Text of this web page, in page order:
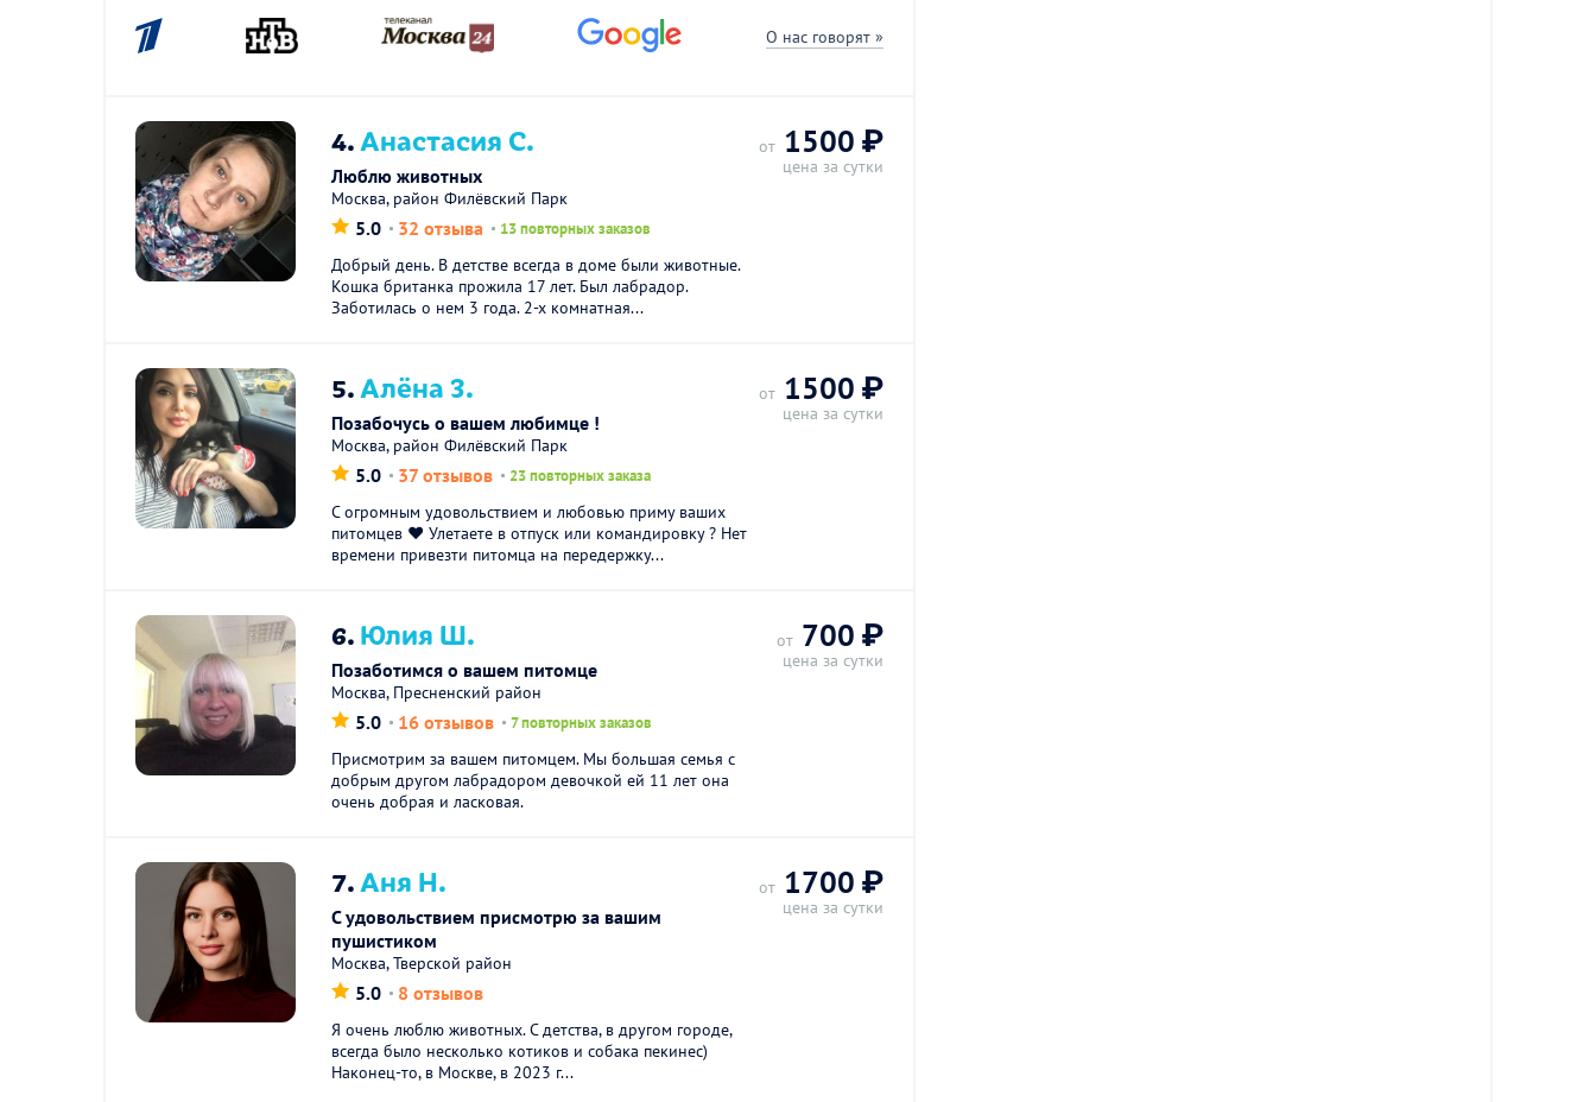
О нас говорят »
4.Анастасия С.
Люблю животных
Москва, район Филёвский Парк
5.0 32 отзыва 13 повторных заказов
Добрый день. В детстве всегда в доме были животные.
Кошка британка прожила 17 лет. Был лабрадор.
Заботилась о нем 3 года. 2-х комнатная...
от 1500 ₽
цена за сутки
5.Алёна З.
Позабочусь о вашем любимце !
Москва, район Филёвский Парк
5.0 37 отзывов 23 повторных заказа
С огромным удовольствием и любовью приму ваших
питомцев ❤ Улетаете в отпуск или командировку ? Нет
времени привезти питомца на передержку...
от 1500 ₽
цена за сутки
6.Юлия Ш.
Позаботимся о вашем питомце
Москва, Пресненский район
5.0 16 отзывов 7 повторных заказов
Присмотрим за вашем питомцем. Мы большая семья с
добрым другом лабрадором девочкой ей 11 лет она
очень добрая и ласковая.
от 700 ₽
цена за сутки
7.Аня Н.
С удовольствием присмотрю за вашим
пушистиком
Москва, Тверской район
5.0 8 отзывов
Я очень люблю животных. С детства, в другом городе,
всегда было несколько котиков и собака пекинес)
Наконец-то, в Москве, в 2023 г...
от 1700 ₽
цена за сутки